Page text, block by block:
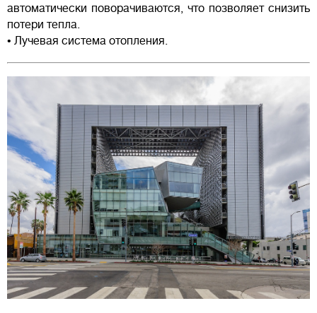
автоматически поворачиваются, что позволяет снизить
потери тепла.
• Лучевая система отопления.